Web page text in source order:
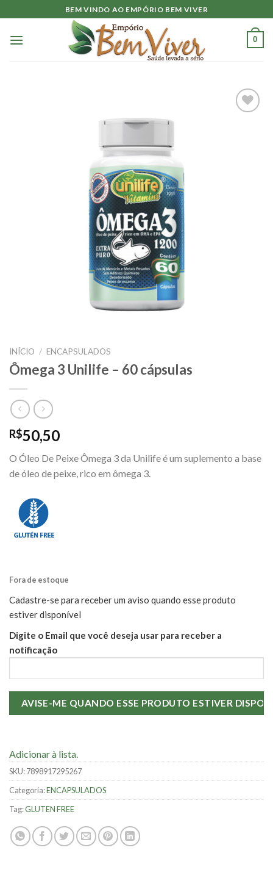
to
content
BEM VINDO AO EMPÓRIO BEM VIVER
0
INÍCIO / ENCAPSULADOS
Ômega 3 Unilife – 60 cápsulas
R$50,50
O Óleo De Peixe Ômega 3 da Unilife é um suplemento a base
de óleo de peixe, rico em ômega 3.
Fora de estoque
Cadastre-se para receber um aviso quando esse produto
estiver disponível
Digite o Email que você deseja usar para receber a
notificação
Adicionar à lista.
SKU:7898917295267
Categoria:ENCAPSULADOS
Tag:GLUTEN FREE